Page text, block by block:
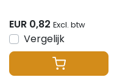
EUR 0,82 Excl. btw
Vergelijk